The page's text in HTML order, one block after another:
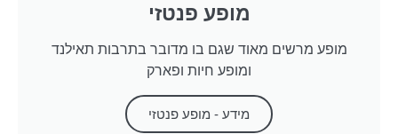
מופע פנטזי
מופע מרשים מאוד שגם בו מדובר בתרבות תאילנד
ומופע חיות ופארק
מידע - מופע פנטזי